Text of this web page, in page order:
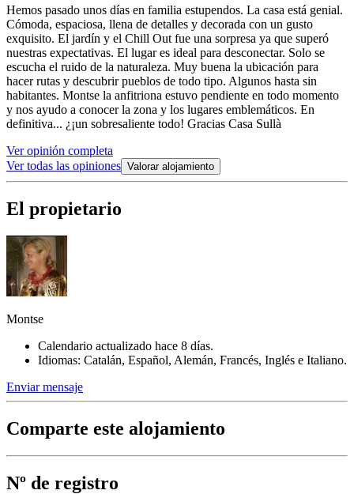
Hemos pasado unos días en familia estupendos. La casa está genial.
Cómoda, espaciosa, llena de detalles y decorada con un gusto
exquisito. El jardín y el Chill Out fue una sorpresa ya que superó
nuestras expectativas. El lugar es ideal para desconectar. Solo se
escucha el ruido de la naturaleza. Muy buena la ubicación para
hacer rutas y descubrir pueblos de todo tipo. Algunos hasta sin
habitantes. Montse la anfitriona estuvo pendiente en todo momento
y nos ayudo a conocer la zona y los lugares emblemáticos. En
definitiva... ¿¡un sobresaliente todo! Gracias Casa Sullà
Ver opinión completa
Ver todas las opiniones Valorar alojamiento
El propietario
Montse
Calendario actualizado hace 8 días.
Idiomas: Catalán, Español, Alemán, Francés, Inglés e Italiano.
Enviar mensaje
Comparte este alojamiento
Nº de registro